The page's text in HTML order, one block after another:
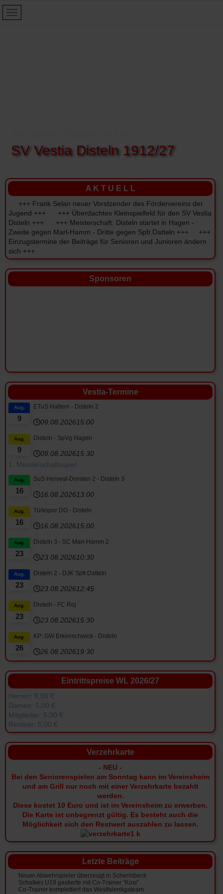
SV Vestia Disteln 1912/27
A K T U E L L
+++ Frank Selan neuer Vorstzender des Fördervereins der
Jugend +++ +++ Überdachtes Kleinspielfeld für den SV Vestia
Disteln +++ +++ Meisterschaft: Disteln startet in Hagen -
Zweite gegen Marl-Hamm - Dritte gegen Spfr.Datteln +++ +++
Einzugstermine der Beiträge für Senioren und Junioren ändern
sich +++
Sponsoren
Vestia-Termine
9
Aug. ETuS Haltern - Disteln 2
09.08.202615:00
9
Aug. Disteln - SpVg Hagen
09.08.202615:30
1. Meisterschaftsspiel
16
Aug. SuS Hervest-Dorsten 2 - Disteln 3
16.08.202613:00
16
Aug. Türkspor DO - Disteln
16.08.202615:00
23
Aug. Disteln 3 - SC Marl-Hamm 2
23.08.202610:30
23
Aug. Disteln 2 - DJK Spfr.Datteln
23.08.202612:45
23
Aug. Disteln - FC Roj
23.08.202615:30
26
Aug. KP: GW Erkenschwick - Disteln
26.08.202619:30
Eintrittspreise WL 2026/27
Herren: 8,00 €
Damen: 5,00 €
Mitglieder: 5,00 €
Rentner: 5,00 €
Verzehrkarte
- NEU -
Bei den Seniorenspielen am Sonntag kann im Vereinsheim
und am Grill nur noch mit einer Verzehrkarte bezahlt
werden.
Diese kostet 10 Euro und ist im Vereinsheim zu erwerben.
Die Karte ist unbegrenzt gültig. Es besteht auch die
Möglichkeit sich den Restwert auszahlen zu lassen.
Letzte Beiträge
Neuer Abwehrspieler überzeugt in Schermbeck
Schalkes U19 gastierte mit Co-Trainer "Kosi"
Co-Trainer komplettiert das Westfalenligateam